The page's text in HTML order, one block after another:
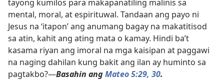
tayong kumilos para makapanatiling malinis sa
mental, moral, at espirituwal. Tandaan ang payo ni
Jesus na ‘itapon’ ang anumang bagay na makatitisod
sa atin, kahit ang ating mata o kamay. Hindi ba’t
kasama riyan ang imoral na mga kaisipan at paggawi
na naging dahilan kung bakit ang ilan ay huminto sa
pagtakbo?—Basahin angMateo 5:29, 30.